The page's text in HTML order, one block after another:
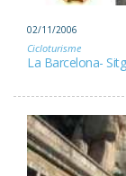
02/11/2006
Cicloturisme
La Barcelona-